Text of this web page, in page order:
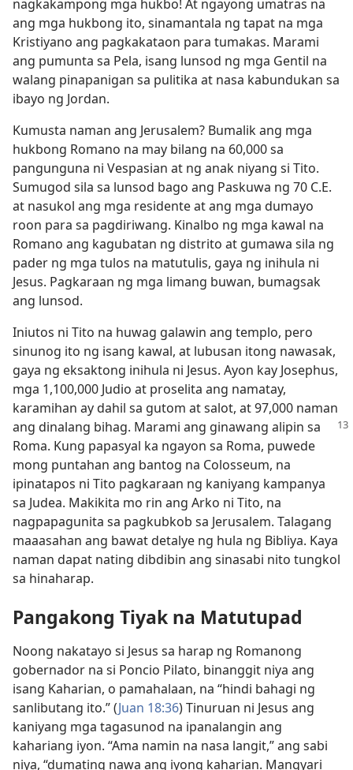
nagkakampong mga hukbo! At ngayong umatras na
ang mga hukbong ito, sinamantala ng tapat na mga
Kristiyano ang pagkakataon para tumakas. Marami
ang pumunta sa Pela, isang lunsod ng mga Gentil na
walang pinapanigan sa pulitika at nasa kabundukan sa
ibayo ng Jordan.
Kumusta naman ang Jerusalem? Bumalik ang mga
hukbong Romano na may bilang na 60,000 sa
pangunguna ni Vespasian at ng anak niyang si Tito.
Sumugod sila sa lunsod bago ang Paskuwa ng 70 C.E.
at nasukol ang mga residente at ang mga dumayo
roon para sa pagdiriwang. Kinalbo ng mga kawal na
Romano ang kagubatan ng distrito at gumawa sila ng
pader ng mga tulos na matutulis, gaya ng inihula ni
Jesus. Pagkaraan ng mga limang buwan, bumagsak
ang lunsod.
Iniutos ni Tito na huwag galawin ang templo, pero
sinunog ito ng isang kawal, at lubusan itong nawasak,
gaya ng eksaktong inihula ni Jesus. Ayon kay Josephus,
mga 1,100,000 Judio at proselita ang namatay,
karamihan ay dahil sa gutom at salot, at 97,000 naman
ang dinalang bihag. Marami ang ginawang alipin sa
Roma. Kung papasyal ka ngayon sa Roma, puwede
mong puntahan ang bantog na Colosseum, na
ipinatapos ni Tito pagkaraan ng kaniyang kampanya
sa Judea. Makikita mo rin ang Arko ni Tito, na
nagpapagunita sa pagkubkob sa Jerusalem. Talagang
maaasahan ang bawat detalye ng hula ng Bibliya. Kaya
naman dapat nating dibdibin ang sinasabi nito tungkol
sa hinaharap.
Pangakong Tiyak na Matutupad
Noong nakatayo si Jesus sa harap ng Romanong
gobernador na si Poncio Pilato, binanggit niya ang
isang Kaharian, o pamahalaan, na “hindi bahagi ng
sanlibutang ito.” (Juan 18:36) Tinuruan ni Jesus ang
kaniyang mga tagasunod na ipanalangin ang
kahariang iyon. “Ama namin na nasa langit,” ang sabi
niya, “dumating nawa ang iyong kaharian. Mangyari